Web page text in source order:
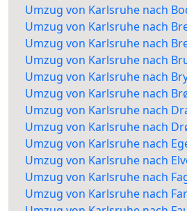
Umzug von Karlsruhe nach
Umzug von Karlsruhe nach
Umzug von Karlsruhe nach
Umzug von Karlsruhe nach
Umzug von Karlsruhe nach
Umzug von Karlsruhe nach
Umzug von Karlsruhe nach
Umzug von Karlsruhe nach
Umzug von Karlsruhe nach
Umzug von Karlsruhe nach
Umzug von Karlsruhe nach
Umzug von Karlsruhe nach